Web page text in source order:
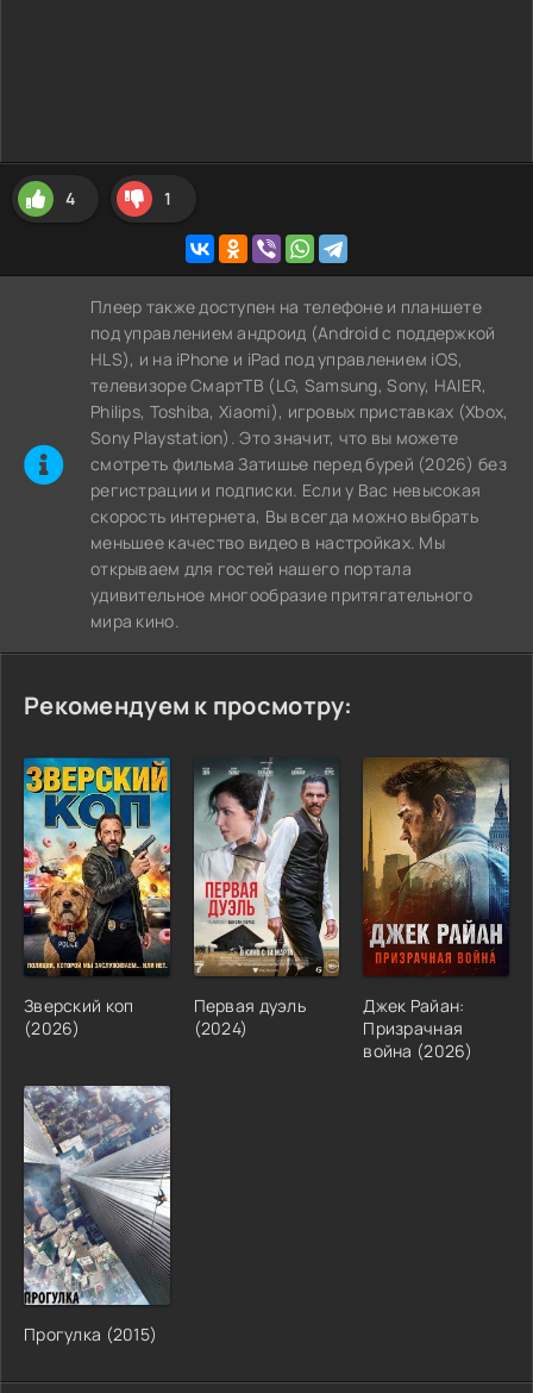
4 1
Плеер также доступен на телефоне и планшете
под управлением андроид (Android с поддержкой
HLS), и на iPhone и iPad под управлением iOS,
телевизоре СмартТВ (LG, Samsung, Sony, HAIER,
Philips, Toshiba, Xiaomi), игровых приставках (Xbox,
Sony Playstation). Это значит, что вы можете
cмотреть фильма Затишье перед бурей (2026) без
регистрации и подписки. Если у Вас невысокая
скорость интернета, Вы всегда можно выбрать
меньшее качество видео в настройках. Мы
открываем для гостей нашего портала
удивительное многообразие притягательного
мира кино.
Рекомендуем к просмотру:
Зверский коп
(2026)
Первая дуэль
(2024)
Джек Райан:
Призрачная
война (2026)
Прогулка (2015)